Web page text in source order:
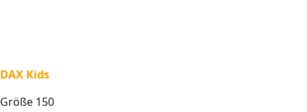
DAX Kids
Größe 150